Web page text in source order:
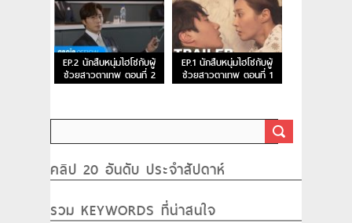
EP.2 นักสืบหนุ่มไฮโซกับผู้
ช่วยสาวตาเทพ ตอนที่ 2
EP.1 นักสืบหนุ่มไฮโซกับผู้
ช่วยสาวตาเทพ ตอนที่ 1
คลิป 20 อันดับ ประจำสัปดาห์
รวม KEYWORDS ที่น่าสนใจ